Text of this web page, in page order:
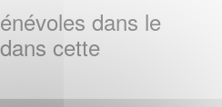
dans le
dans cette